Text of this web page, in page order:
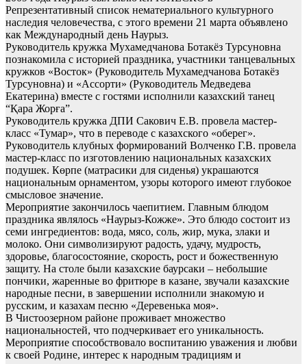
Репрезентативный список нематериального культурного
наследия человечества, с этого времени 21 марта объявлено
как Международный день Наурыз.
Руководитель кружка Мухамедчанова Ботакёз Турсуновна
познакомила с историей праздника, участники танцевальных
кружков «Восток» (Руководитель Мухамедчанова Ботакёз
Турсуновна) и «Ассорти» (Руководитель Медведева
Екатерина) вместе с гостями исполнили казахский танец
“Қара Жорға”.
Руководитель кружка ДПИ Сакович Е.В. провела мастер-
класс «Тумар», что в переводе с казахского «оберег».
Руководитель клубных формирований Волченко Г.В. провела
мастер-класс по изготовлению национальных казахских
подушек. Көрпе (матрасики для сиденья) украшаются
национальным орнаментом, узоры которого имеют глубокое
смысловое значение.
Мероприятие закончилось чаепитием. Главным блюдом
праздника являлось «Наурыз-Кожже». Это блюдо состоит из
семи ингредиентов: вода, мясо, соль, жир, мука, злаки и
молоко. Они символизируют радость, удачу, мудрость,
здоровье, благосостояние, скорость, рост и божественную
защиту. На столе были казахские баурсаки – небольшие
пончики, жаренные во фритюре в казане, звучали казахские
народные песни, в завершении исполнили знакомую и
русским, и казахам песню «Деревенька моя».
В Чистоозерном районе проживает множество
национальностей, что подчеркивает его уникальность.
Мероприятие способствовало воспитанию уважения и любви
к своей Родине, интерес к народным традициям и